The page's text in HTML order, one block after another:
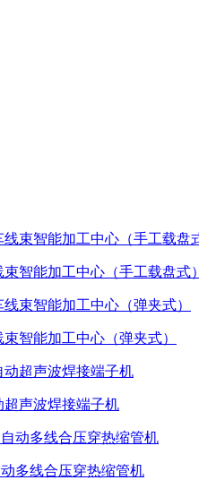
束智能加工中心（手工载盘式）
束智能加工中心（弹夹式）
超声波焊接端子机
多线合压穿热缩管机